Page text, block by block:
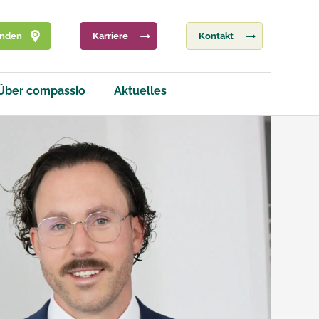
Karriere Kontakt
compassio Aktuelles